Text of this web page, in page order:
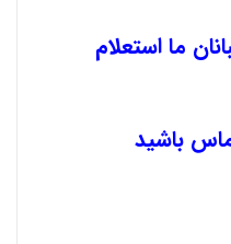
ما استعلام
باشید